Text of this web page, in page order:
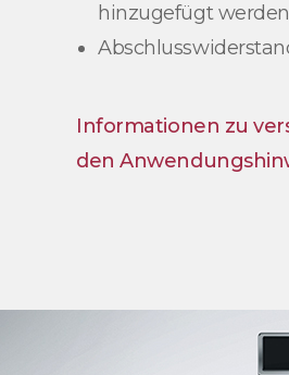
hinzugefügt werden
Informationen zu
den